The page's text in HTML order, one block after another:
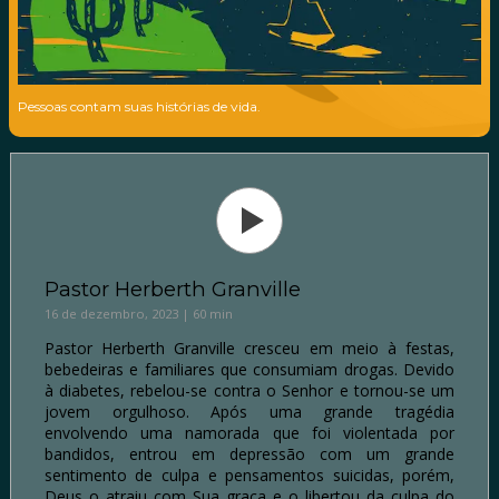
Pessoas contam suas histórias de vida.
Pastor Herberth Granville
16 de dezembro, 2023 | 60 min
Pastor Herberth Granville cresceu em meio à festas,
bebedeiras e familiares que consumiam drogas. Devido
à diabetes, rebelou-se contra o Senhor e tornou-se um
jovem orgulhoso. Após uma grande tragédia
envolvendo uma namorada que foi violentada por
bandidos, entrou em depressão com um grande
sentimento de culpa e pensamentos suicidas, porém,